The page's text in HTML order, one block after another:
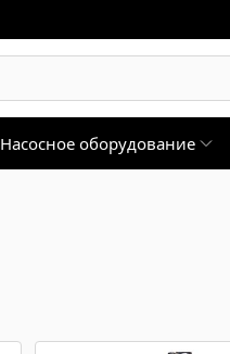
Насосное оборудование